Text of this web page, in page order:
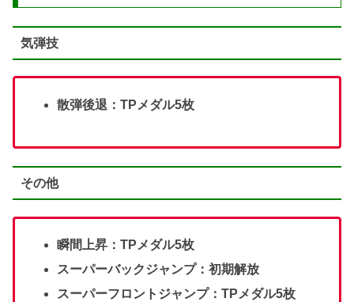
気弾技
散弾後退：TPメダル5枚
その他
瞬間上昇：TPメダル5枚
スーパーバックジャンプ：初期解放
スーパーフロントジャンプ：TPメダル5枚